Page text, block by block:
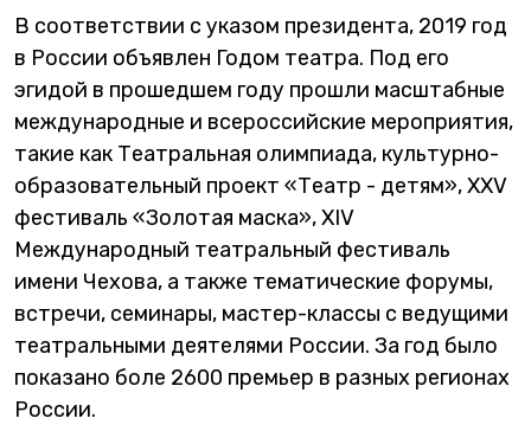
В соответствии с указом президента, 2019 год
в России объявлен Годом театра. Под его
эгидой в прошедшем году прошли масштабные
международные и всероссийские мероприятия,
такие как Театральная олимпиада, культурно-
образовательный проект «Театр - детям», XXV
фестиваль «Золотая маска», XIV
Международный театральный фестиваль
имени Чехова, а также тематические форумы,
встречи, семинары, мастер-классы с ведущими
театральными деятелями России. За год было
показано боле 2600 премьер в разных регионах
России.